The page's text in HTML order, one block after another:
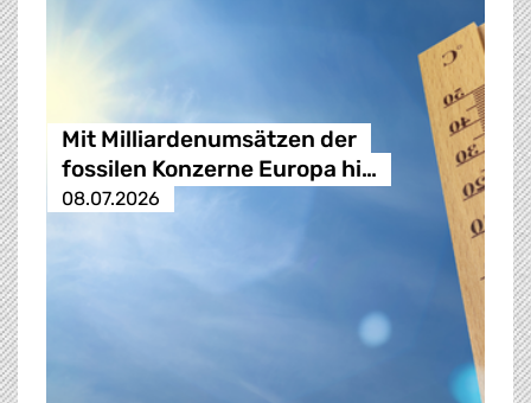
Mit Milliardenumsätzen der
fossilen Konzerne Europa hi…
08.07.2026